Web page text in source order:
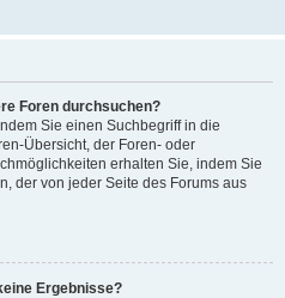
Foren durchsuchen?
Sie einen Suchbegriff in die
Übersicht, der Foren- oder
erhalten Sie, indem Sie
der von jeder Seite des Forums aus
Ergebnisse?